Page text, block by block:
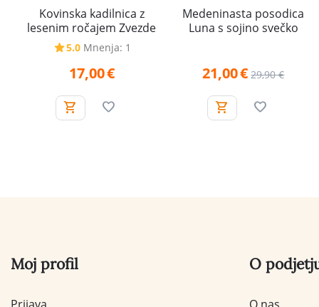
Kovinska kadilnica z
lesenim ročajem Zvezde
5.0 Mnenja: 1
17,00€
Medeninasta posodica
Luna s sojino svečko
21,00€ 29,90 €
Moj profil O